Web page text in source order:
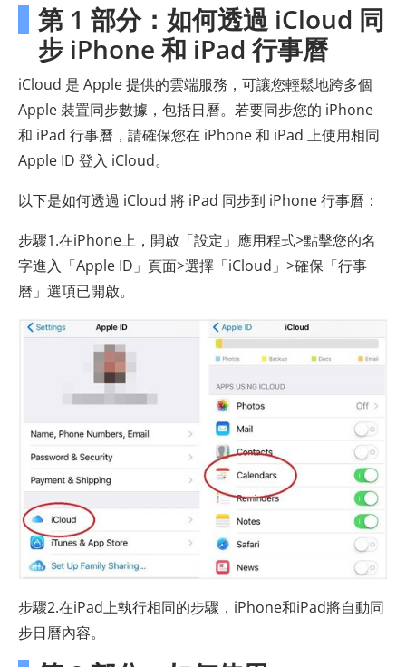
第 1 部分：如何透過 iCloud 同
步 iPhone 和 iPad 行事曆
iCloud 是 Apple 提供的雲端服務，可讓您輕鬆地跨多個
Apple 裝置同步數據，包括日曆。若要同步您的 iPhone
和 iPad 行事曆，請確保您在 iPhone 和 iPad 上使用相同
Apple ID 登入 iCloud。
以下是如何透過 iCloud 將 iPad 同步到 iPhone 行事曆：
步驟1.在iPhone上，開啟「設定」應用程式>點擊您的名
字進入「Apple ID」頁面>選擇「iCloud」>確保「行事
曆」選項已開啟。
步驟2.在iPad上執行相同的步驟，iPhone和iPad將自動同
步日曆內容。